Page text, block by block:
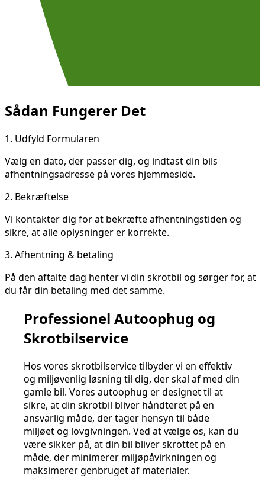
Sådan Fungerer Det
1. Udfyld Formularen
Vælg en dato, der passer dig, og indtast din bils
afhentningsadresse på vores hjemmeside.
2. Bekræftelse
Vi kontakter dig for at bekræfte afhentningstiden og
sikre, at alle oplysninger er korrekte.
3. Afhentning & betaling
På den aftalte dag henter vi din skrotbil og sørger for, at
du får din betaling med det samme.
Professionel Autoophug og
Skrotbilservice
Hos vores skrotbilservice tilbyder vi en effektiv
og miljøvenlig løsning til dig, der skal af med din
gamle bil. Vores autoophug er designet til at
sikre, at din skrotbil bliver håndteret på en
ansvarlig måde, der tager hensyn til både
miljøet og lovgivningen. Ved at vælge os, kan du
være sikker på, at din bil bliver skrottet på en
måde, der minimerer miljøpåvirkningen og
maksimerer genbruget af materialer.